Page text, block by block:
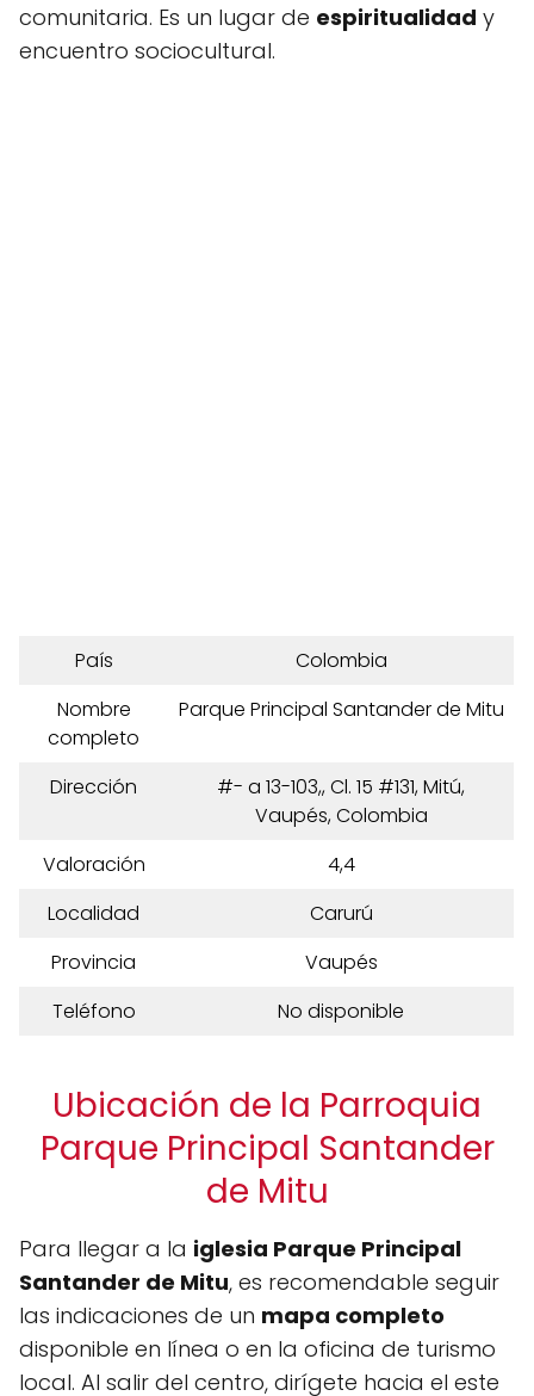
comunitaria. Es un lugar de espiritualidad y
encuentro sociocultural.
País
Colombia
Nombre
completo
Parque Principal Santander de Mitu
Dirección
#- a 13-103,, Cl. 15 #131, Mitú,
Vaupés, Colombia
Valoración
4,4
Localidad
Carurú
Provincia
Vaupés
Teléfono
No disponible
Ubicación de la Parroquia
Parque Principal Santander
de Mitu
Para llegar a la iglesia Parque Principal
Santander de Mitu, es recomendable seguir
las indicaciones de un mapa completo
disponible en línea o en la oficina de turismo
local. Al salir del centro, dirígete hacia el este